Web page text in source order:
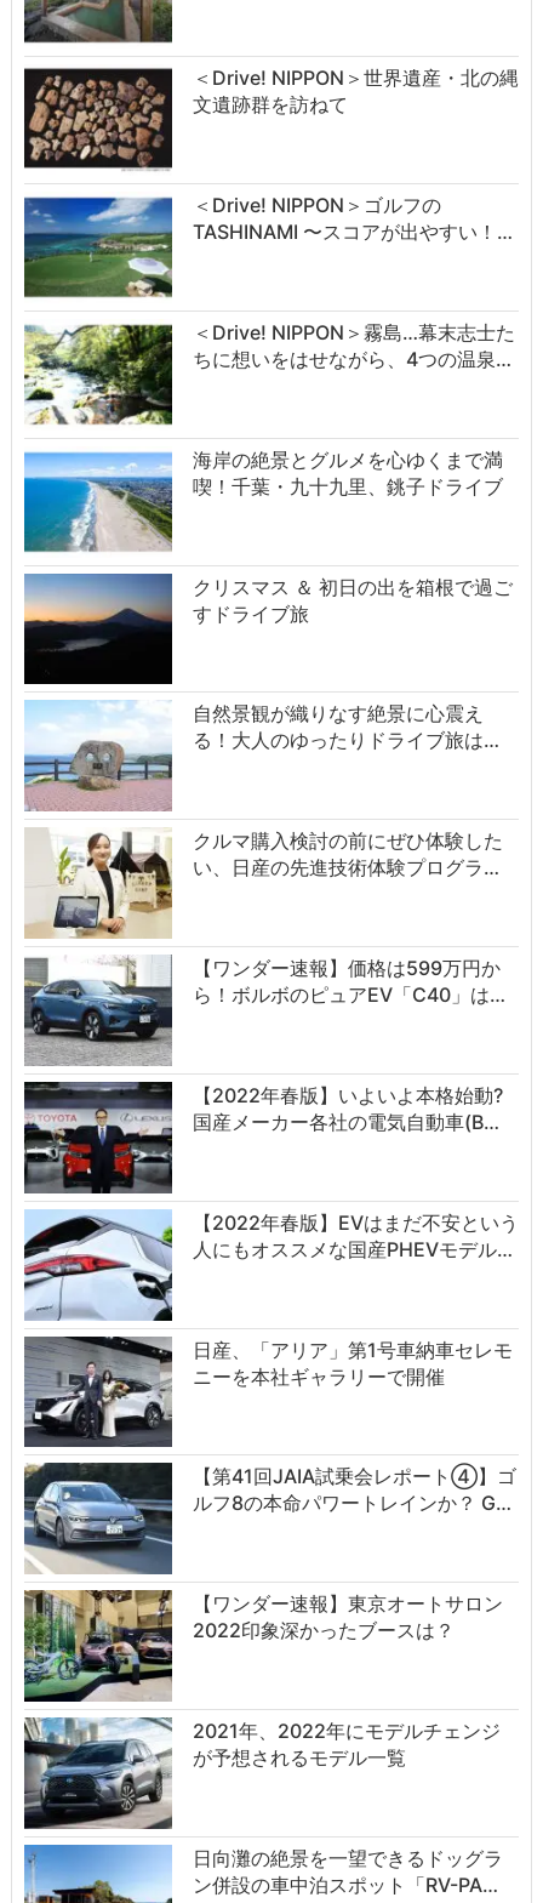
＜Drive! NIPPON＞世界遺産・北の縄
文遺跡群を訪ねて
＜Drive! NIPPON＞ゴルフの
TASHINAMI 〜スコアが出やすい！…
＜Drive! NIPPON＞霧島…幕末志士た
ちに想いをはせながら、4つの温泉…
海岸の絶景とグルメを心ゆくまで満
喫！千葉・九十九里、銚子ドライブ
クリスマス ＆ 初日の出を箱根で過ご
すドライブ旅
自然景観が織りなす絶景に心震え
る！大人のゆったりドライブ旅は…
クルマ購入検討の前にぜひ体験した
い、日産の先進技術体験プログラ…
【ワンダー速報】価格は599万円か
ら！ボルボのピュアEV「C40」は…
【2022年春版】いよいよ本格始動?
国産メーカー各社の電気自動車(B…
【2022年春版】EVはまだ不安という
人にもオススメな国産PHEVモデル…
日産、「アリア」第1号車納車セレモ
ニーを本社ギャラリーで開催
【第41回JAIA試乗会レポート④】ゴ
ルフ8の本命パワートレインか？ G…
【ワンダー速報】東京オートサロン
2022印象深かったブースは？
2021年、2022年にモデルチェンジ
が予想されるモデル一覧
日向灘の絶景を一望できるドッグラ
ン併設の車中泊スポット「RV-PA…